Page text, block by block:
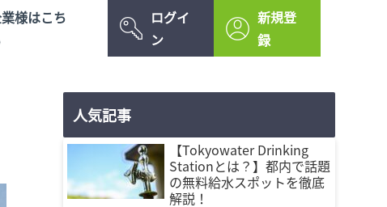
様はこち
ログイ
ン
新規登
録
人気記事
【Tokyowater Drinking
Stationとは？】都内で話題
の無料給水スポットを徹底
解説！